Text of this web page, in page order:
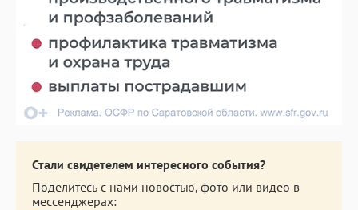
Стали свидетелем интересного события?
Поделитесь с нами новостью, фото или видео в
мессенджерах: